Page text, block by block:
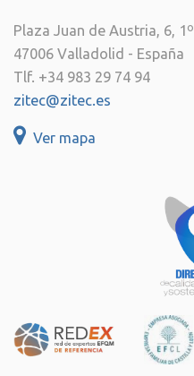
Plaza Juan de Austria, 6, 1º
47006 Valladolid - España
Tlf. +34 983 29 74 94
zitec@zitec.es
Ver mapa